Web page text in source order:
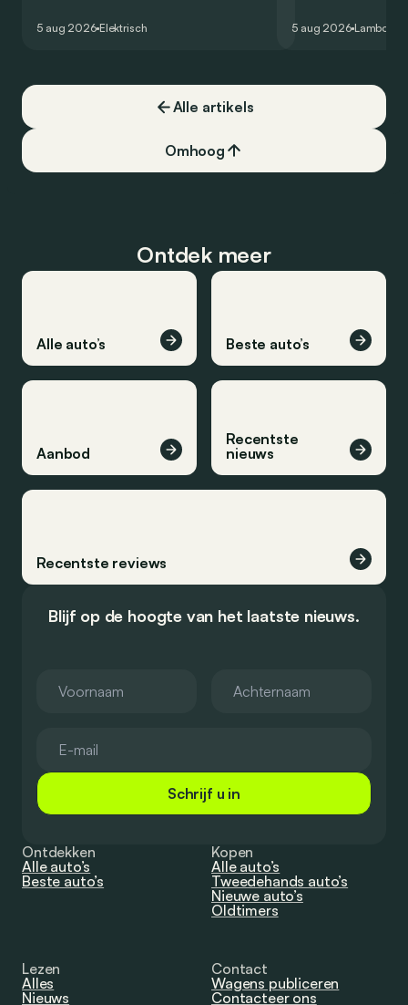
5 aug 2026 Elektrisch
algemeen wordt
5 aug 2026
Alle artikels
Omhoog
Ontdek meer
Alle auto’s Beste auto’s
Aanbod
Recentste
nieuws
Recentste reviews
Blijf op de hoogte van het laatste nieuws.
Schrijf u in
Ontdekken
Alle auto’s
Beste auto’s
Kopen
Alle auto’s
Tweedehands auto’s
Nieuwe auto’s
Oldtimers
Lezen
Alles
Nieuws
Contact
Wagens publiceren
Contacteer ons